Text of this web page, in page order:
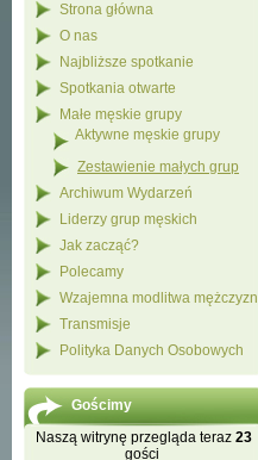
Strona główna
O nas
Najbliższe spotkanie
Spotkania otwarte
Małe męskie grupy
Aktywne męskie grupy
Zestawienie małych grup
Archiwum Wydarzeń
Liderzy grup męskich
Jak zacząć?
Polecamy
Wzajemna modlitwa mężczyzn
Transmisje
Polityka Danych Osobowych
Gościmy
Naszą witrynę przegląda teraz 23
gości